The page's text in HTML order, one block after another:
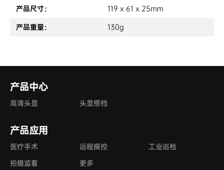
产品尺寸：
119 x 61 x 25mm
产品重量：
130g
产品中心
高清头显 头显搭档
产品应用
医疗手术 远程操控
工业巡检
拍摄监看
更多